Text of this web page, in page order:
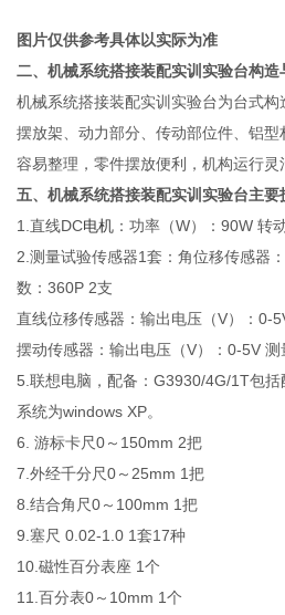
图片仅供参考具体以实际为准
二、机械系统搭接装配实训实验台构造
机械系统搭接装配实训实验台为台式
摆放架、动力部分、传动部位件、铝
容易整理，零件摆放便利，机构运行灵
五、机械系统搭接装配实训实验台主要
1.直线DC电机 ：功率（W）：90W 转
2.测量试验传感器1套：角位移传感器
数：360P 2支
直线位移传感器：输出电压（V）：0-
摆动传感器：输出电压（V）：0-5V
5.联想电脑，配备：G3930/4G/1T包
系统为windows XP。
6. 游标卡尺0～150mm 2把
7.外经千分尺0～25mm 1把
8.结合角尺0～100mm 1把
9.塞尺 0.02-1.0 1套17种
10.磁性百分表座 1个
11.百分表0～10mm 1个